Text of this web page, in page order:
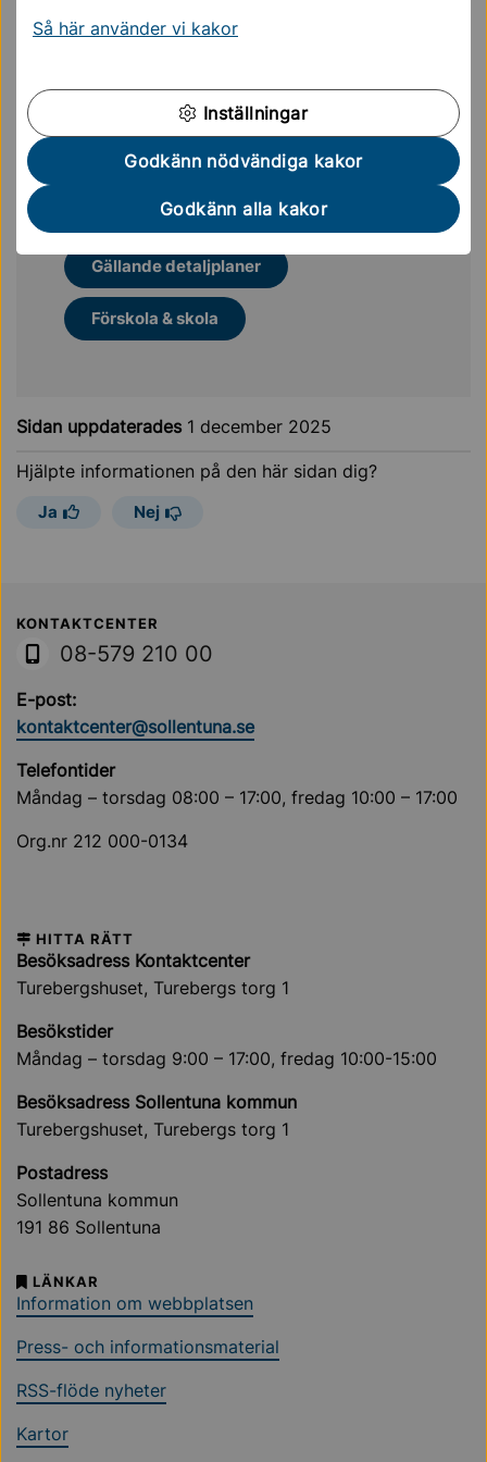
Så här använder vi kakor
Inställningar
Godkänn nödvändiga kakor
Godkänn alla kakor
Mer läsning för dig
Konst, kultur och sevärdheter
Kulturhistoria, kulturarv
Gällande detaljplaner
Förskola & skola
Sidan uppdaterades 1 december 2025
Hjälpte informationen på den här sidan dig?
Ja Nej
Sollentuna Kommun
KONTAKTCENTER
08-579 210 00
E-post:
kontaktcenter@sollentuna.se
Telefontider
Måndag – torsdag 08:00 – 17:00, fredag 10:00 – 17:00
Org.nr 212 000-0134
HITTA RÄTT
Besöksadress Kontaktcenter
Turebergshuset, Turebergs torg 1
Besökstider
Måndag – torsdag 9:00 – 17:00, fredag 10:00-15:00
Besöksadress Sollentuna kommun
Turebergshuset, Turebergs torg 1
Postadress
Sollentuna kommun
191 86 Sollentuna
LÄNKAR
Information om webbplatsen
Press- och informationsmaterial
RSS-flöde nyheter
Kartor